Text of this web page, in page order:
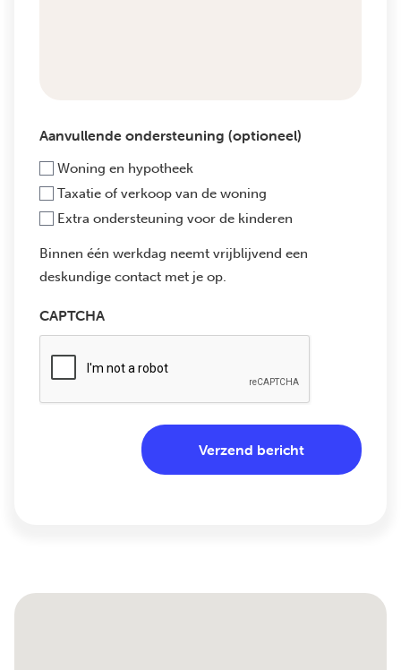
Aanvullende ondersteuning (optioneel)
Woning en hypotheek
Taxatie of verkoop van de woning
Extra ondersteuning voor de kinderen
Binnen één werkdag neemt vrijblijvend een
deskundige contact met je op.
CAPTCHA